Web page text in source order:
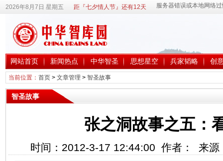
2026年8月7日 星期五 距『七夕情人节』还有12天
网站首页 新闻热点 中华智圣 思想星空 兵家韬略 创
当前位置： 首页> 文章管理 > 智圣故事
智圣故事
张之洞故事之五：
时间：2012-3-17 12:44:00 作者： 来